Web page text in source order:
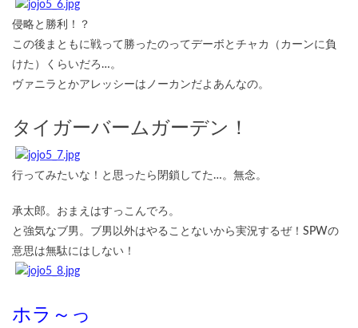
侵略と勝利！？
この後まともに戦って勝ったのってデーボとチャカ（カーンに負
けた）くらいだろ…。
ヴァニラとかアレッシーはノーカンだよあんなの。
タイガーバームガーデン！
行ってみたいな！と思ったら閉鎖してた…。無念。
承太郎。おまえはすっこんでろ。
と強気なブ男。ブ男以外はやることないから実況するぜ！SPWの
意思は無駄にはしない！
ホラ～っ